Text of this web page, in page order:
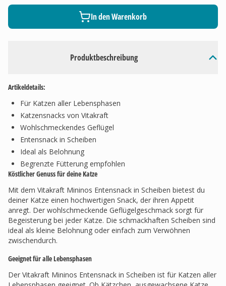
Produktbeschreibung
Artikeldetails:
Für Katzen aller Lebensphasen
Katzensnacks von Vitakraft
Wohlschmeckendes Geflügel
Entensnack in Scheiben
Ideal als Belohnung
Begrenzte Fütterung empfohlen
Köstlicher Genuss für deine Katze
Mit dem Vitakraft Mininos Entensnack in Scheiben bietest du
deiner Katze einen hochwertigen Snack, der ihren Appetit
anregt. Der wohlschmeckende Geflügelgeschmack sorgt für
Begeisterung bei jeder Katze. Die schmackhaften Scheiben sind
ideal als kleine Belohnung oder einfach zum Verwöhnen
zwischendurch.
Geeignet für alle Lebensphasen
Der Vitakraft Mininos Entensnack in Scheiben ist für Katzen aller
In den Warenkorb